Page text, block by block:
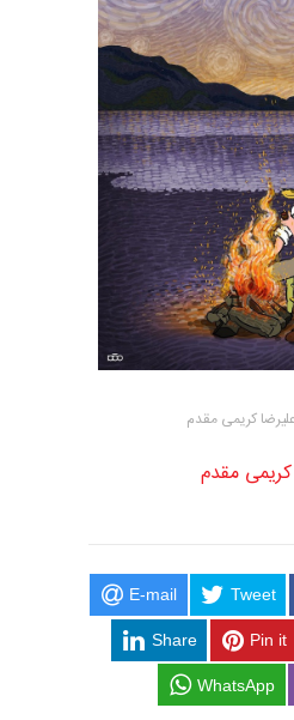
کریمی مقدم
کریمی مقدم
E-mail Tweet
Share Pin it
WhatsApp